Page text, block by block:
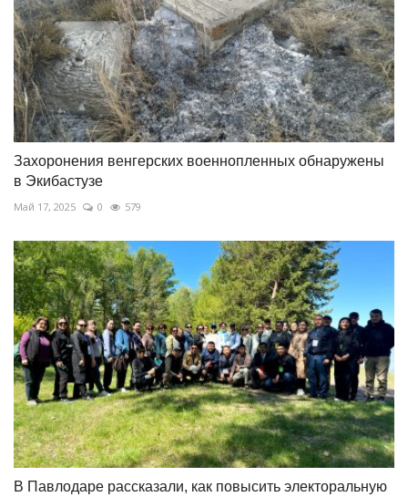
Захоронения венгерских военнопленных обнаружены
в Экибастузе
Май 17, 2025 0 579
В Павлодаре рассказали, как повысить электоральную